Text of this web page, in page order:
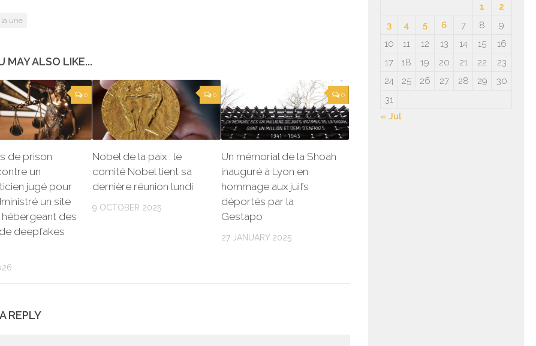
la une
MAY ALSO LIKE...
0
de prison
un
jugé pour
un site
hébergeant des
deepfakes
0
Nobel de la paix : le
comité Nobel tient sa
dernière réunion lundi
9 OCTOBER 2025
0
Un mémorial de la Shoah
inauguré à Lyon en
hommage aux juifs
déportés par la
Gestapo
27 JANUARY 2025
REPLY
1
2
3
4 5 6 7 8
9
10
11 12 13 14 15
16
17
18 19 20 21 22
23
24
25 26 27 28 29
30
31
« Jul